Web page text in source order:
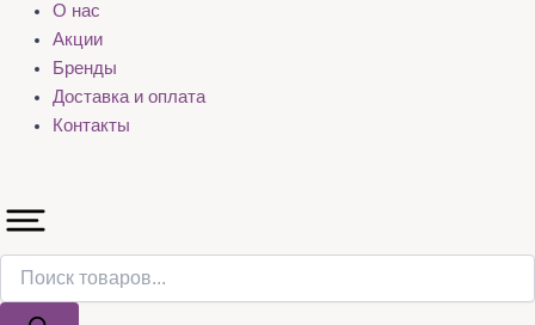
О нас
Акции
Бренды
Доставка и оплата
Контакты